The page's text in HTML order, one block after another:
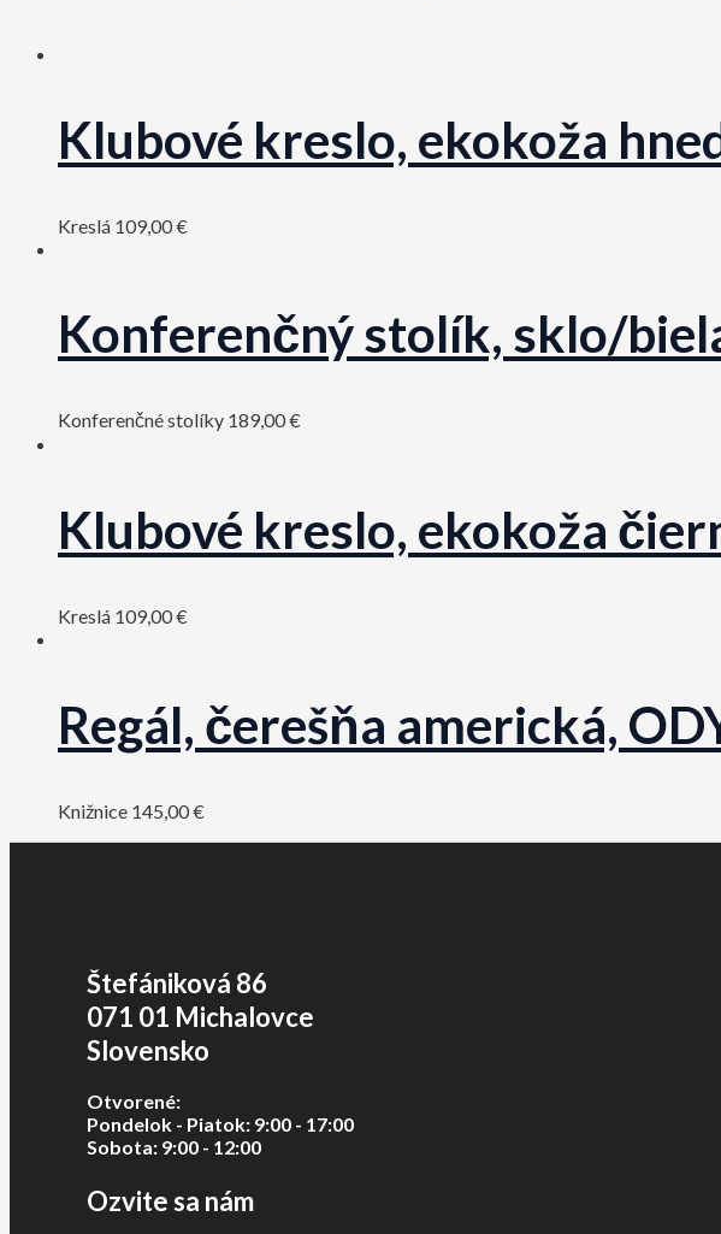
Klubové kreslo, ekokoža
Kreslá 109,00€
Konferenčný stolík, sklo/
Konferenčné stolíky 189,00€
Klubové kreslo, ekokoža
Kreslá 109,00€
Regál, čerešňa americká,
Knižnice 145,00€
Štefániková 86
071 01 Michalovce
Slovensko
Otvorené:
Pondelok - Piatok: 9:00 - 17:00
Sobota: 9:00 - 12:00
Ozvite sa nám